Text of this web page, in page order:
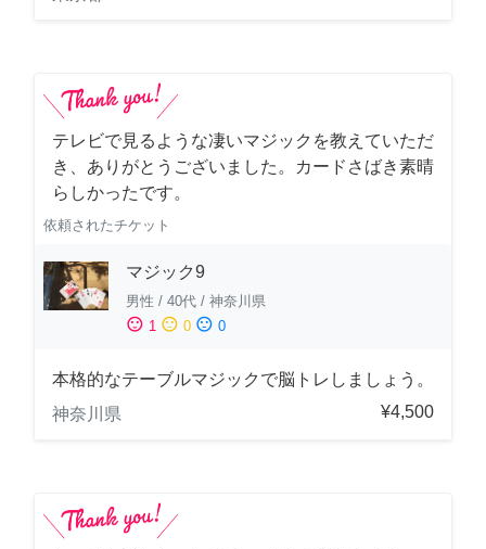
テレビで見るような凄いマジックを教えていただ
き、ありがとうございました。カードさばき素晴
らしかったです。
依頼されたチケット
マジック9
男性 / 40代 / 神奈川県
sentiment_satisfied 1 sentiment_neutral 0 sentiment_dissatisfied 0
本格的なテーブルマジックで脳トレしましょう。
神奈川県
¥4,500